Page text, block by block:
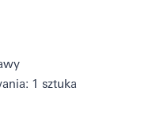
1 sztuka